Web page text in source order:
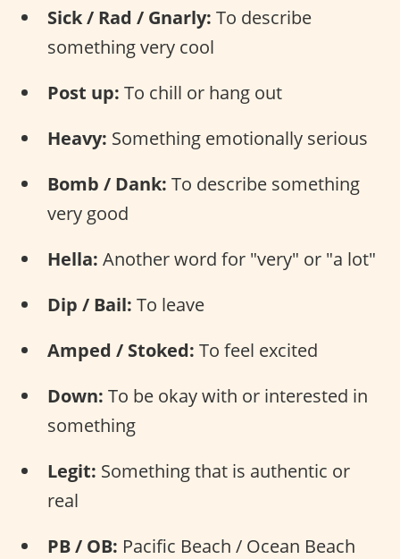
Sick / Rad / Gnarly: To describe
something very cool
Post up: To chill or hang out
Heavy: Something emotionally serious
Bomb / Dank: To describe something
very good
Hella: Another word for "very" or "a lot"
Dip / Bail: To leave
Amped / Stoked: To feel excited
Down: To be okay with or interested in
something
Legit: Something that is authentic or
real
PB / OB: Pacific Beach / Ocean Beach